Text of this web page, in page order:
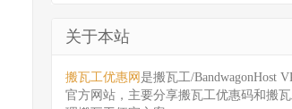
关于本站
搬瓦工优惠网 是搬瓦工/BandwagonHost
官方网站，主要分享搬瓦工优惠码和搬